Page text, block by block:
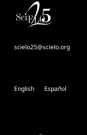
scielo25@scielo.org
English Español